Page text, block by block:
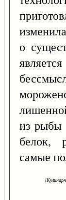
о
из рыбы
белок,
самые